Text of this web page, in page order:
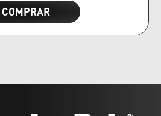
COMPRAR